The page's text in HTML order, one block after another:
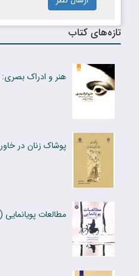
تازه‌های کتاب
هنر و ادراک
پوشاک زنان در
مطالعات